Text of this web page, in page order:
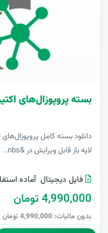
بسته پروپوزال‌های
دانلود بسته کامل
لایه باز قابل ویرایش در &nbs..
فایل دیجیتال آماده
4,990,000 تومان
بدون مالیات: 4,990,000 تومان